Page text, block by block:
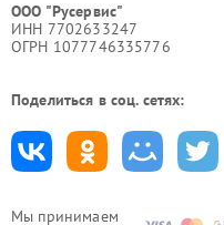
Мы принимаем
ООО "Русервис"
ИНН 7702633247
ОГРН 1077746335776
Поделиться в соц. сетях: